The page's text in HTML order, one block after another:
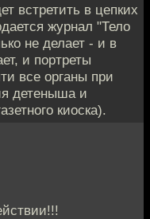
встретить в цепких
журнал "Тело
не делает - и в
и портреты
все органы при
детеныша и
киоска).